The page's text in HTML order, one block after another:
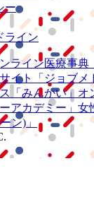
ー
ライン
ライン医療事典
イト 「ジョブ
「みんかい」 オ
アカデミー」 女
ン)」